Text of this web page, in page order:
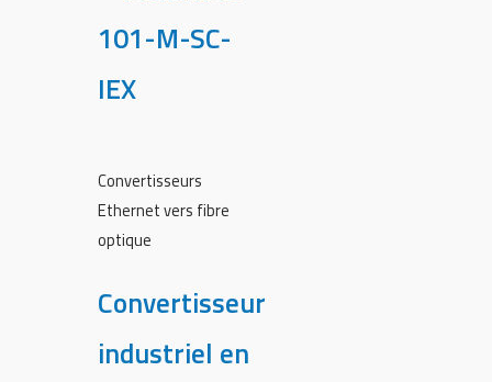
101-M-SC-
IEX
Convertisseurs
Ethernet vers fibre
optique
Convertisseur
industriel en